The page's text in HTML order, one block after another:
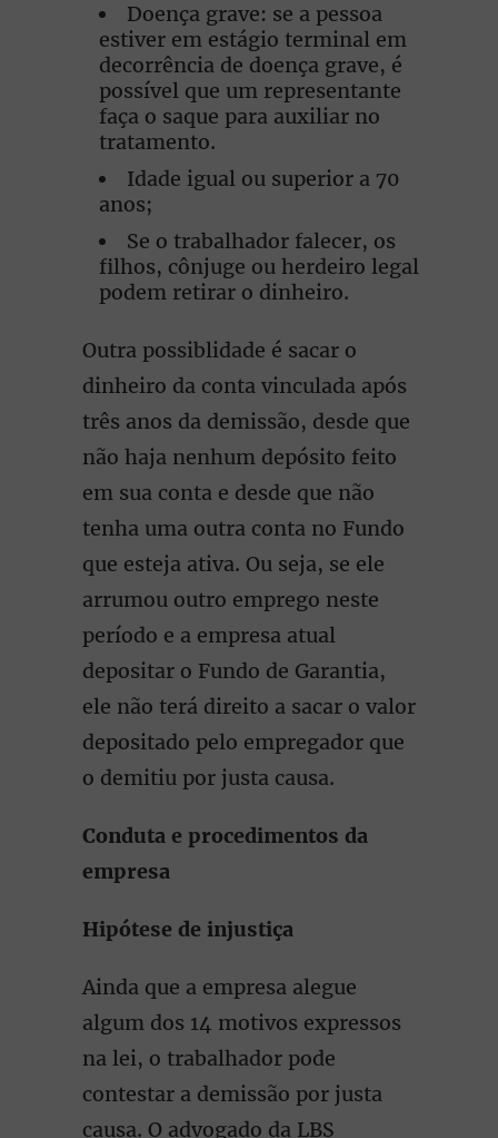
Doença grave: se a pessoa
estiver em estágio terminal em
decorrência de doença grave, é
possível que um representante
faça o saque para auxiliar no
tratamento.
Idade igual ou superior a 70
anos;
Se o trabalhador falecer, os
filhos, cônjuge ou herdeiro legal
podem retirar o dinheiro.
Outra possiblidade é sacar o
dinheiro da conta vinculada após
três anos da demissão, desde que
não haja nenhum depósito feito
em sua conta e desde que não
tenha uma outra conta no Fundo
que esteja ativa. Ou seja, se ele
arrumou outro emprego neste
período e a empresa atual
depositar o Fundo de Garantia,
ele não terá direito a sacar o valor
depositado pelo empregador que
o demitiu por justa causa.
Conduta e procedimentos da
empresa
Hipótese de injustiça
Ainda que a empresa alegue
algum dos 14 motivos expressos
na lei, o trabalhador pode
contestar a demissão por justa
causa. O advogado da LBS